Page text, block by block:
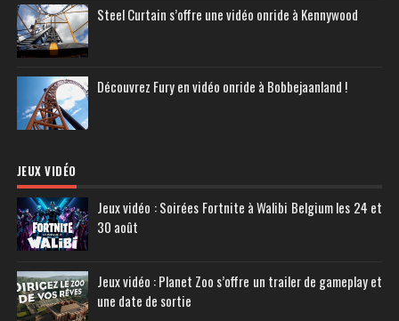
Steel Curtain s’offre une vidéo onride à Kennywood
Découvrez Fury en vidéo onride à Bobbejaanland !
JEUX VIDÉO
Jeux vidéo : Soirées Fortnite à Walibi Belgium les 24 et
30 août
Jeux vidéo : Planet Zoo s’offre un trailer de gameplay et
une date de sortie